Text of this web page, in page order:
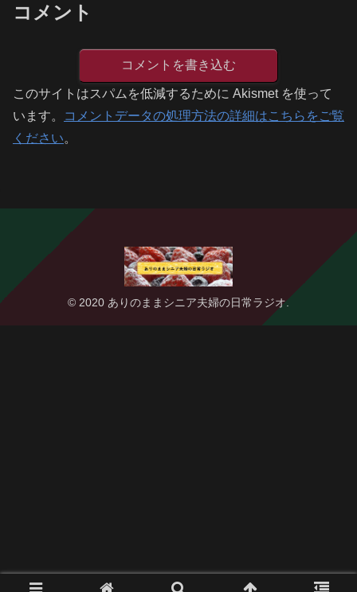
コメント
コメントを書き込む
このサイトはスパムを低減するために Akismet を使って
います。
コメントデータの処理方法の詳細はこちらをご覧
ください。
© 2020 ありのままシニア夫婦の日常ラジオ.